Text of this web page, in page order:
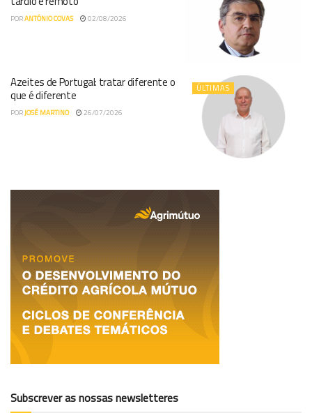
PORANTÓNIO COVAS 02/08/2026
ÚLTIMAS
Azeites de Portugal: tratar diferente o
que é diferente
PORJOSÉ MARTINO 26/07/2026
Subscrever as nossas newsletteres